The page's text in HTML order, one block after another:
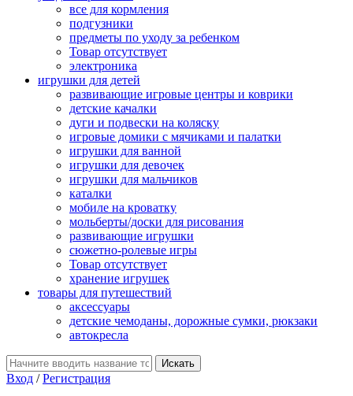
все для кормления
подгузники
предметы по уходу за ребенком
Товар отсутствует
электроника
игрушки для детей
развивающие игровые центры и коврики
детские качалки
дуги и подвески на коляску
игровые домики с мячиками и палатки
игрушки для ванной
игрушки для девочек
игрушки для мальчиков
каталки
мобиле на кроватку
мольберты/доски для рисования
развивающие игрушки
сюжетно-ролевые игры
Товар отсутствует
хранение игрушек
товары для путешествий
аксессуары
детские чемоданы, дорожные сумки, рюкзаки
автокресла
Вход /Регистрация